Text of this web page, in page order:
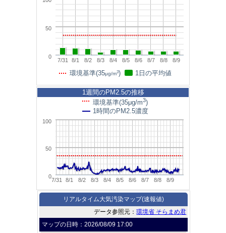
7/31 8/1 8/2 8/3 8/4 8/5 8/6 8/7 8/8 8/9
0
50
環境基準(35μg/m3) 1日の平均値
7/31 8/1 8/2 8/3 8/4 8/5 8/6 8/7 8/8 8/9
0
50
100
1週間のPM2.5の推移
環境基準(35μg/m3)
1時間のPM2.5濃度
リアルタイム大気汚染マップ(速報値)
データ参照元：環境省 そらまめ君
マップの日時：2026/08/09 17:00